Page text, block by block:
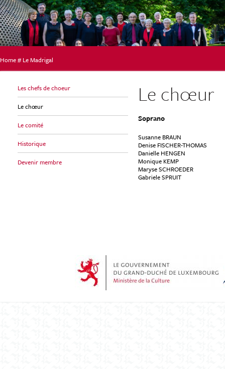
Vous
êtes
Home# Le Madrigal
Le chœur
Soprano
Susanne BRAUN
Denise FISCHER-THOMAS
Danielle HENGEN
Monique KEMP
Maryse SCHROEDER
Gabriele SPRUIT
Les chefs de choeur
Le chœur
Le comité
Historique
Devenir membre